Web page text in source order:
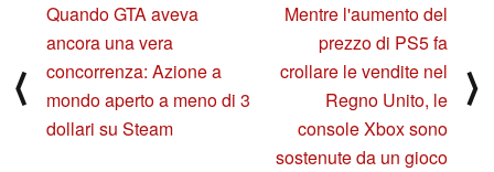
⟨
Quando GTA aveva
ancora una vera
concorrenza: Azione a
mondo aperto a meno di 3
dollari su Steam
Mentre l'aumento del
prezzo di PS5 fa
crollare le vendite nel
Regno Unito, le
console Xbox sono
sostenute da un gioco
⟩